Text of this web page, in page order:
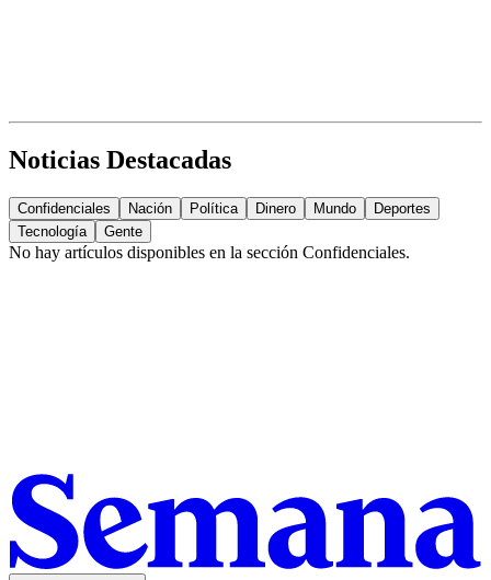
Noticias Destacadas
Confidenciales Nación Política Dinero Mundo
Deportes
Tecnología
Gente
No hay artículos disponibles en la sección Confidenciales.